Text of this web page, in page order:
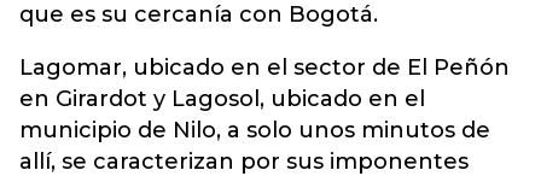
que es su cercanía con Bogotá.
Lagomar, ubicado en el sector de El Peñón
en Girardot y Lagosol, ubicado en el
municipio de Nilo, a solo unos minutos de
allí, se caracterizan por sus imponentes